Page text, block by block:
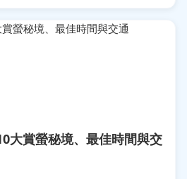
大賞螢秘境、最佳時間與交